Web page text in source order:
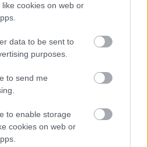
cookies on web or
data to be sent to
purposes.
to send me
to enable storage
cookies on web or
a Williamsnél
miért gondolja így.
Az új szélcsatorna is
is. Olyan embereink